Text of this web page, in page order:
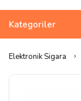
Kategoriler
Elektronik Sigara